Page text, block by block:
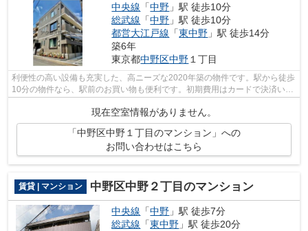
中央線 「中野 」駅 徒歩10分
総武線 「中野 」駅 徒歩10分
都営大江戸線 「東中野 」駅 徒歩14分
築6年
東京都中野区中野 １丁目
利便性の高い設備も充実した、高ニーズな2020年築の物件です。駅から徒歩
10分の物件なら、駅前のお買い物も便利です。初期費用はカードで決済いた
現在空室情報がありません。
「中野区中野１丁目のマンション」への
お問い合わせはこちら
賃貸 | マンション 中野区中野２丁目のマンション
中央線 「中野 」駅 徒歩7分
総武線 「東中野 」駅 徒歩20分